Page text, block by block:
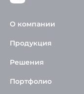
О компании
Продукция
Решения
Портфолио